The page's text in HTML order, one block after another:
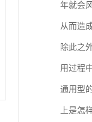
年就会
从而造
除此之
用过程
通用型
上是怎